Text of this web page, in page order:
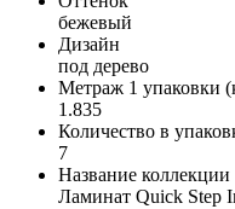
бежевый
Дизайн
под дерево
Метраж 1 упаковки
1.835
Количество в
7
Название коллекции
Ламинат Quick Step